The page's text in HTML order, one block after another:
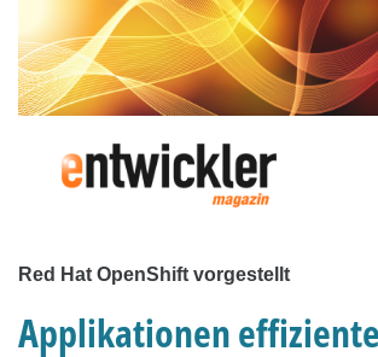
Red Hat OpenShift vorgestellt
Applikationen